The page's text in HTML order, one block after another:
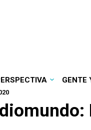
GENTE